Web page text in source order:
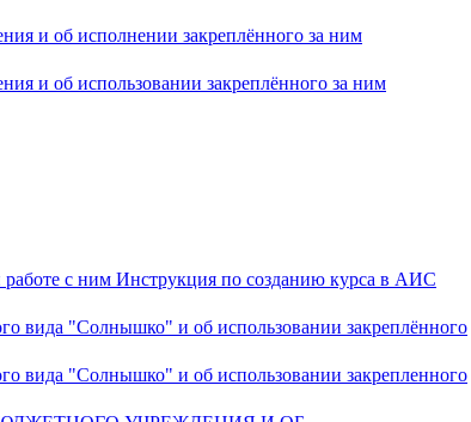
и об исполнении закреплённого за ним
и об использовании закреплённого за ним
с ним Инструкция по созданию курса в АИС
вида "Солнышко" и об использовании закреплённого
вида "Солнышко" и об использовании закрепленного